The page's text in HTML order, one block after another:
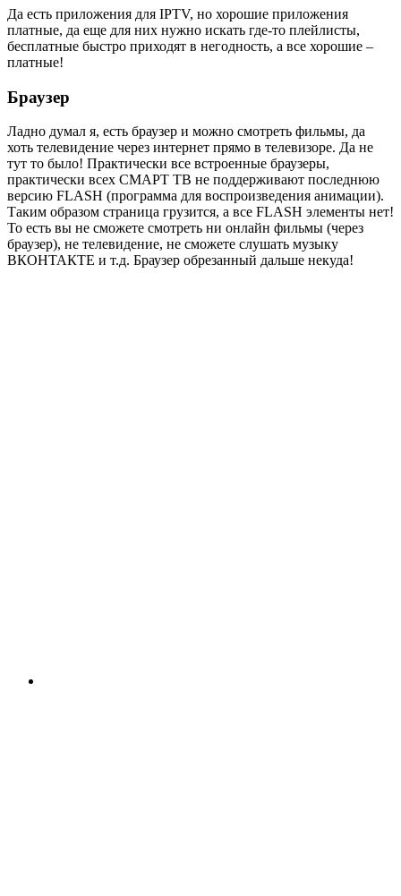
Да есть приложения для IPTV, но хорошие приложения
платные, да еще для них нужно искать где-то плейлисты,
бесплатные быстро приходят в негодность, а все хорошие –
платные!
Браузер
Ладно думал я, есть браузер и можно смотреть фильмы, да
хоть телевидение через интернет прямо в телевизоре. Да не
тут то было! Практически все встроенные браузеры,
практически всех СМАРТ ТВ не поддерживают последнюю
версию FLASH (программа для воспроизведения анимации).
Таким образом страница грузится, а все FLASH элементы нет!
То есть вы не сможете смотреть ни онлайн фильмы (через
браузер), не телевидение, не сможете слушать музыку
ВКОНТАКТЕ и т.д. Браузер обрезанный дальше некуда!